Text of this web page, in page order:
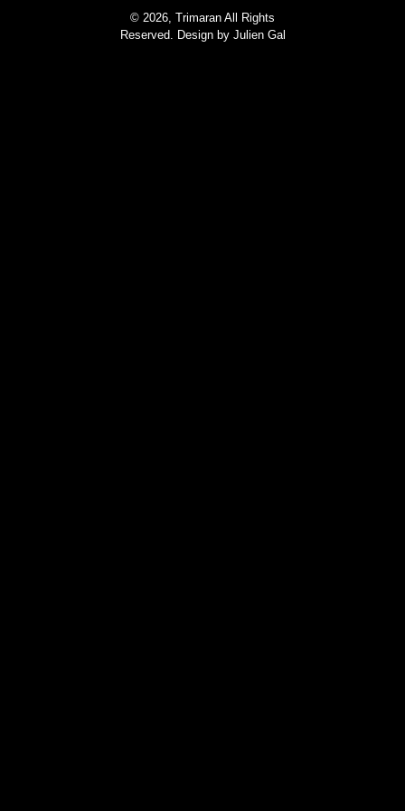
© 2026, Trimaran All Rights
Reserved. Design byJulien Gal